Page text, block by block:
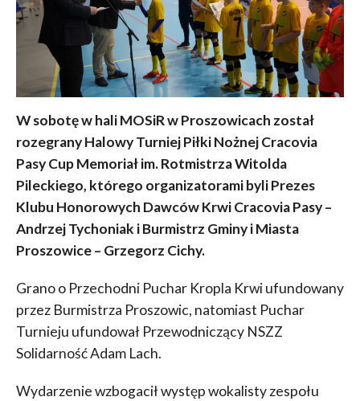
W sobotę w hali MOSiR w Proszowicach został
rozegrany Halowy Turniej Piłki Nożnej Cracovia
Pasy Cup Memoriał im. Rotmistrza Witolda
Pileckiego, którego organizatorami byli Prezes
Klubu Honorowych Dawców Krwi Cracovia Pasy –
Andrzej Tychoniak i Burmistrz Gminy i Miasta
Proszowice – Grzegorz Cichy.
Grano o Przechodni Puchar Kropla Krwi ufundowany
przez Burmistrza Proszowic, natomiast Puchar
Turnieju ufundował Przewodniczący NSZZ
Solidarność Adam Lach.
Wydarzenie wzbogacił występ wokalisty zespołu